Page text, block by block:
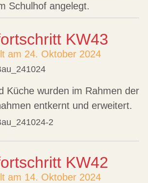
Schulhof angelegt.
KW43
am 24. Oktober 2024
Küche wurden im Rahmen der
entkernt und erweitert.
KW42
am 14. Oktober 2024